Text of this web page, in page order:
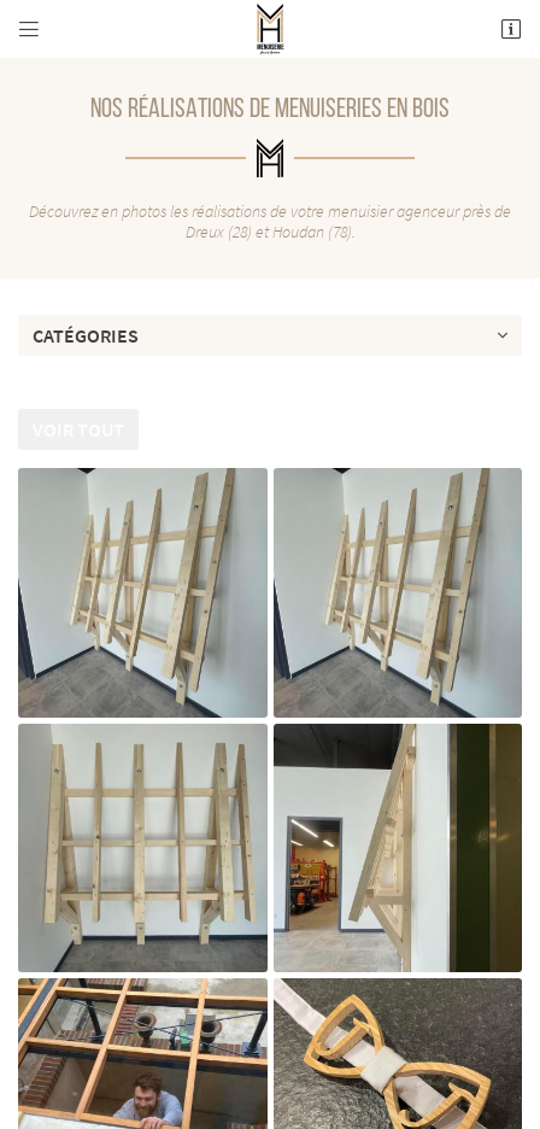
 
06 71 18 51 01
En cochant cette case, vous consentez à recevoir nos propositions commerciales à l'adresse
email indiqué ci-dessus. Vous pouvez vous désinscrire à tout moment en utilisant le
formulaire de désinscription
INSCRIPTION
NOS RÉALISATIONS DE MENUISERIES EN BOIS
Découvrez en photos les réalisations de votre menuisier agenceur près de
Dreux (28) et Houdan (78).
CATÉGORIES
Agrandir la photo

Agrandir la photo